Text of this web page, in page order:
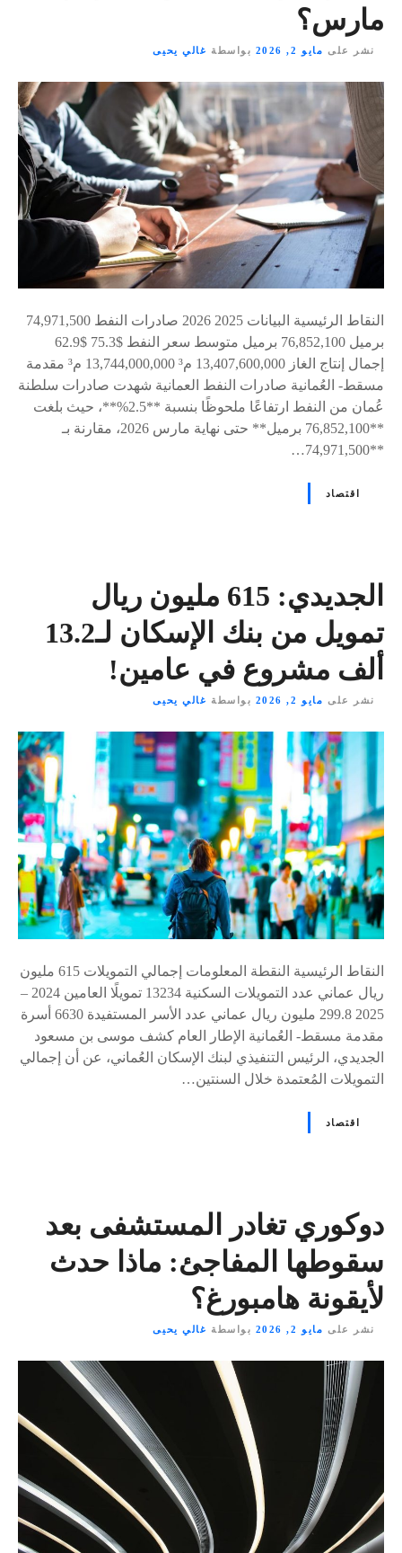
مارس؟
نشر على مايو 2, 2026 بواسطة غالي يحيى
النقاط الرئيسية البيانات 2025 2026 صادرات النفط 74,971,500
برميل 76,852,100 برميل متوسط سعر النفط $75.3 $62.9
إجمال إنتاج الغاز 13,407,600,000 م³ 13,744,000,000 م³ مقدمة
مسقط- العُمانية صادرات النفط العمانية شهدت صادرات سلطنة
عُمان من النفط ارتفاعًا ملحوظًا بنسبة **2.5%**، حيث بلغت
**76,852,100 برميل** حتى نهاية مارس 2026، مقارنة بـ
**74,971,500…
اقتصاد
الجديدي: 615 مليون ريال
تمويل من بنك الإسكان لـ13.2
ألف مشروع في عامين!
نشر على مايو 2, 2026 بواسطة غالي يحيى
النقاط الرئيسية النقطة المعلومات إجمالي التمويلات 615 مليون
ريال عماني عدد التمويلات السكنية 13234 تمويلًا العامين 2024 –
2025 299.8 مليون ريال عماني عدد الأسر المستفيدة 6630 أسرة
مقدمة مسقط- العُمانية الإطار العام كشف موسى بن مسعود
الجديدي، الرئيس التنفيذي لبنك الإسكان العُماني، عن أن إجمالي
التمويلات المُعتمدة خلال السنتين…
اقتصاد
دوكوري تغادر المستشفى بعد
سقوطها المفاجئ: ماذا حدث
لأيقونة هامبورغ؟
نشر على مايو 2, 2026 بواسطة غالي يحيى